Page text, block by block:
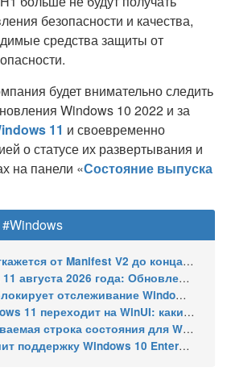
безопасности и качества,
средства защиты от
будет внимательно следить
Windows 10 2022 и за
11 и своевременно
о статусе их развертывания и
на панели «Состояние выпуска
до конца 2026 года – классический uBlock Origin перестанет работать
безопасности для Windows 11 (включая KB5121003), ESU-обновления для Windows 10
Windows по глобальному идентификатору устройства
на WinUI: какие системные элементы обновит Microsoft
для Windows с виджетами и поддержкой нескольких мониторов
LTSC 2021 в январе 2027 года. ESU продлят обновления до января 2030 года